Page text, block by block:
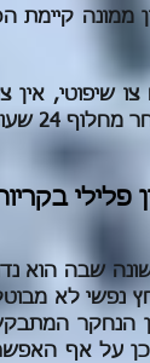
שיפוטי, אין
המעצר בצו.
פלילי
שבה הוא
לא מבוטל.
הנחקר
על אף